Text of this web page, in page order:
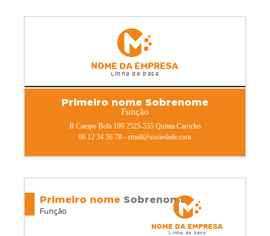
R Campo Bola 109 2525-555 Quinta Carocho
06 12 34 56 78 - email@sociedade.com
Primeiro nome Sobrenome
Função
Nome da empresa
Linha de base
Função
Primeiro nome Sobrenome
Nome da empresa
Linha de base